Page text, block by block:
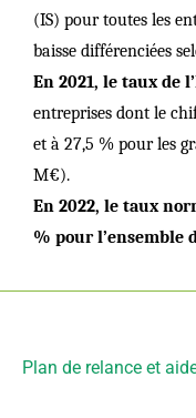
(IS) pour toutes les
baisse différenciées
En 2021, le taux de
entreprises dont le
et à 27,5 % pour les
M€).
En 2022, le taux
% pour l’ensemble
Plan de relance et